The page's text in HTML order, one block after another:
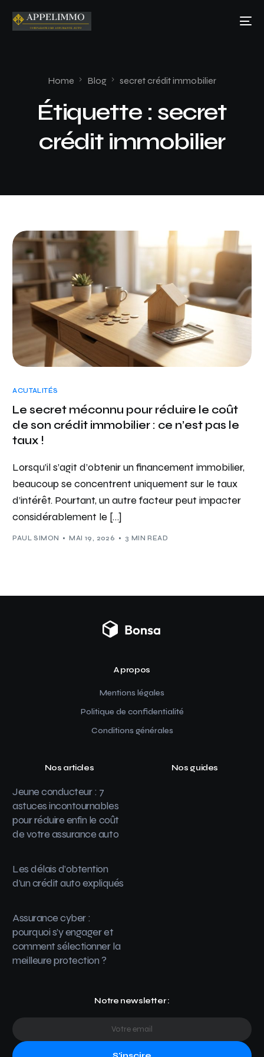
Home Blog secret crédit immobilier
Étiquette : secret
crédit immobilier
ACUTALITÉS
Le secret méconnu pour réduire le coût
de son crédit immobilier : ce n’est pas le
taux !
Lorsqu’il s’agit d’obtenir un financement immobilier,
beaucoup se concentrent uniquement sur le taux
d’intérêt. Pourtant, un autre facteur peut impacter
considérablement le […]
PAUL SIMON MAI 19, 2026 3 MIN READ
A propos
Mentions légales
Politique de confidentialité
Conditions générales
Nos articles
Jeune conducteur : 7
astuces incontournables
pour réduire enfin le coût
de votre assurance auto
Les délais d’obtention
d’un crédit auto expliqués
Assurance cyber :
pourquoi s’y engager et
comment sélectionner la
meilleure protection ?
Nos guides
Notre newsletter :